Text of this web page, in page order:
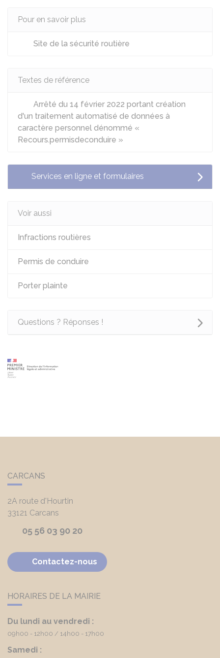
Pour en savoir plus
Site de la sécurité routière
Textes de référence
Arrêté du 14 février 2022 portant création
d'un traitement automatisé de données à
caractère personnel dénommé «
Recours.permisdeconduire »
Services en ligne et formulaires
Voir aussi
Infractions routières
Permis de conduire
Porter plainte
Questions ? Réponses !
CARCANS
2A route d'Hourtin
33121 Carcans
05 56 03 90 20
Contactez-nous
HORAIRES DE LA MAIRIE
Du lundi au vendredi :
09h00 - 12h00 14h00 - 17h00
Samedi :